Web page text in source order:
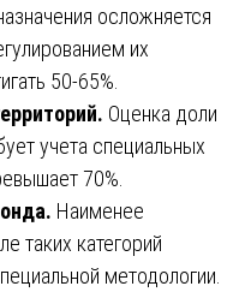
осложняется
их
50-65%.
Оценка доли
учета специальных
70%.
Наименее
таких категорий
методологии.